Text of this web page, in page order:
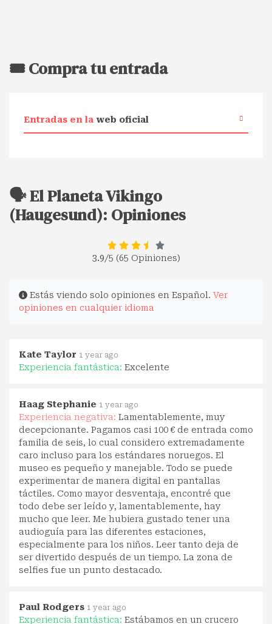
🎟️ Compra tu entrada
Entradas en la web oficial
🗣️ El Planeta Vikingo
(Haugesund): Opiniones
3.9/5 (65 Opiniones)
Estás viendo solo opiniones en Español. Ver
opiniones en cualquier idioma
Kate Taylor 1 year ago
Experiencia fantástica: Excelente
Haag Stephanie 1 year ago
Experiencia negativa: Lamentablemente, muy
decepcionante. Pagamos casi 100 € de entrada como
familia de seis, lo cual considero extremadamente
caro incluso para los estándares noruegos. El
museo es pequeño y manejable. Todo se puede
experimentar de manera digital en pantallas
táctiles. Como mayor desventaja, encontré que
todo debe ser leído y, lamentablemente, hay
mucho que leer. Me hubiera gustado tener una
audioguía para las diferentes estaciones,
especialmente para los niños. Leer tanto deja de
ser divertido después de un tiempo. La zona de
selfies fue un punto destacado.
Paul Rodgers 1 year ago
Experiencia fantástica: Estábamos en un crucero